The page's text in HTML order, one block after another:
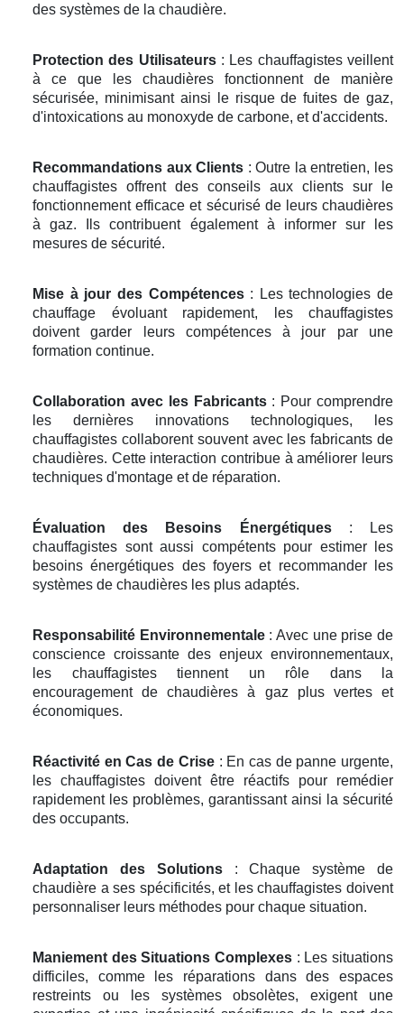
des systèmes de la chaudière.
Protection des Utilisateurs: Les chauffagistes veillent
à ce que les chaudières fonctionnent de manière
sécurisée, minimisant ainsi le risque de fuites de gaz,
d'intoxications au monoxyde de carbone, et d'accidents.
Recommandations aux Clients : Outre la entretien, les
chauffagistes offrent des conseils aux clients sur le
fonctionnement efficace et sécurisé de leurs chaudières
à gaz. Ils contribuent également à informer sur les
mesures de sécurité.
Mise à jour des Compétences: Les technologies de
chauffage évoluant rapidement, les chauffagistes
doivent garder leurs compétences à jour par une
formation continue.
Collaboration avec les Fabricants: Pour comprendre
les dernières innovations technologiques, les
chauffagistes collaborent souvent avec les fabricants de
chaudières. Cette interaction contribue à améliorer leurs
techniques d'montage et de réparation.
Évaluation des Besoins Énergétiques: Les
chauffagistes sont aussi compétents pour estimer les
besoins énergétiques des foyers et recommander les
systèmes de chaudières les plus adaptés.
Responsabilité Environnementale: Avec une prise de
conscience croissante des enjeux environnementaux,
les chauffagistes tiennent un rôle dans la
encouragement de chaudières à gaz plus vertes et
économiques.
Réactivité en Cas de Crise: En cas de panne urgente,
les chauffagistes doivent être réactifs pour remédier
rapidement les problèmes, garantissant ainsi la sécurité
des occupants.
Adaptation des Solutions: Chaque système de
chaudière a ses spécificités, et les chauffagistes doivent
personnaliser leurs méthodes pour chaque situation.
Maniement des Situations Complexes : Les situations
difficiles, comme les réparations dans des espaces
restreints ou les systèmes obsolètes, exigent une